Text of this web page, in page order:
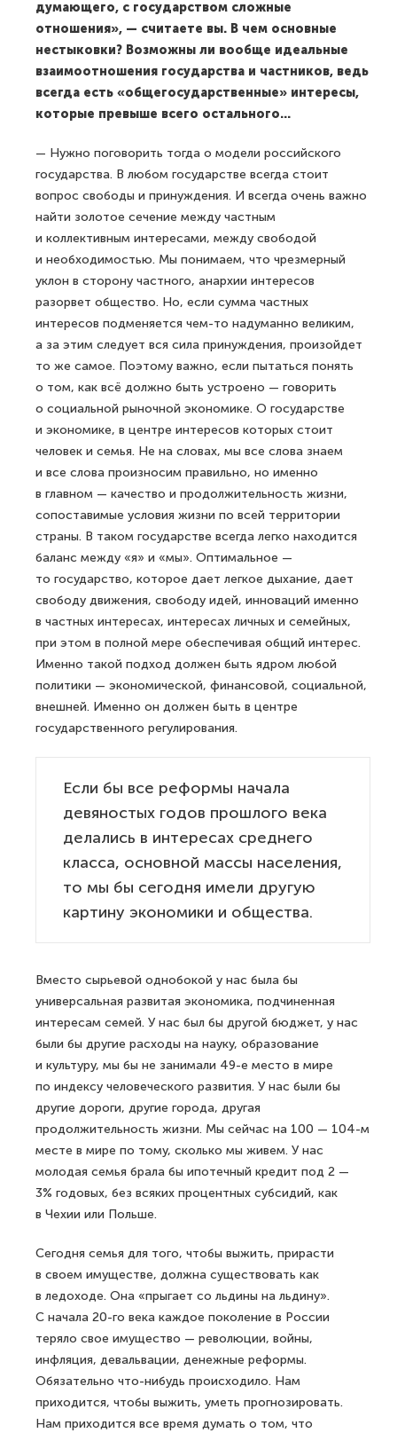
думающего, с государством сложные
отношения», — считаете вы. В чем основные
нестыковки? Возможны ли вообще идеальные
взаимоотношения государства и частников, ведь
всегда есть «общегосударственные» интересы,
которые превыше всего остального...
— Нужно поговорить тогда о модели российского
государства. В любом государстве всегда стоит
вопрос свободы и принуждения. И всегда очень важно
найти золотое сечение между частным
и коллективным интересами, между свободой
и необходимостью. Мы понимаем, что чрезмерный
уклон в сторону частного, анархии интересов
разорвет общество. Но, если сумма частных
интересов подменяется чем-то надуманно великим,
а за этим следует вся сила принуждения, произойдет
то же самое. Поэтому важно, если пытаться понять
о том, как всё должно быть устроено — говорить
о социальной рыночной экономике. О государстве
и экономике, в центре интересов которых стоит
человек и семья. Не на словах, мы все слова знаем
и все слова произносим правильно, но именно
в главном — качество и продолжительность жизни,
сопоставимые условия жизни по всей территории
страны. В таком государстве всегда легко находится
баланс между «я» и «мы». Оптимальное —
то государство, которое дает легкое дыхание, дает
свободу движения, свободу идей, инноваций именно
в частных интересах, интересах личных и семейных,
при этом в полной мере обеспечивая общий интерес.
Именно такой подход должен быть ядром любой
политики — экономической, финансовой, социальной,
внешней. Именно он должен быть в центре
государственного регулирования.
Если бы все реформы начала
девяностых годов прошлого века
делались в интересах среднего
класса, основной массы населения,
то мы бы сегодня имели другую
картину экономики и общества.
Вместо сырьевой однобокой у нас была бы
универсальная развитая экономика, подчиненная
интересам семей. У нас был бы другой бюджет, у нас
были бы другие расходы на науку, образование
и культуру, мы бы не занимали 49-е место в мире
по индексу человеческого развития. У нас были бы
другие дороги, другие города, другая
продолжительность жизни. Мы сейчас на 100 — 104-м
месте в мире по тому, сколько мы живем. У нас
молодая семья брала бы ипотечный кредит под 2 —
3% годовых, без всяких процентных субсидий, как
в Чехии или Польше.
Сегодня семья для того, чтобы выжить, прирасти
в своем имуществе, должна существовать как
в ледоходе. Она «прыгает со льдины на льдину».
С начала 20-го века каждое поколение в России
теряло свое имущество — революции, войны,
инфляция, девальвации, денежные реформы.
Обязательно что-нибудь происходило. Нам
приходится, чтобы выжить, уметь прогнозировать.
Нам приходится все время думать о том, что